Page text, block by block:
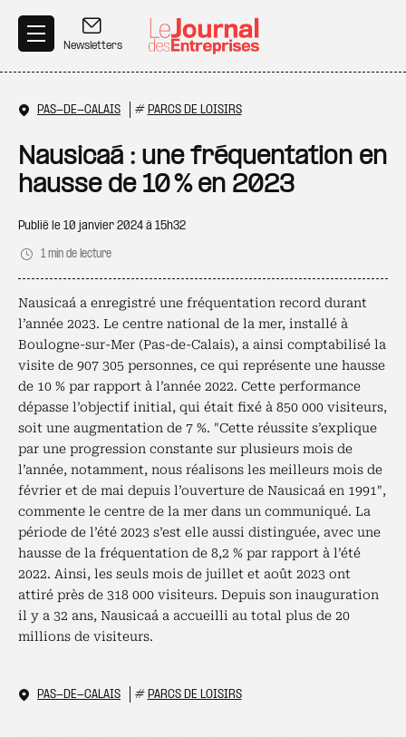
Newsletters
PAS-DE-CALAIS # PARCS DE LOISIRS
Nausicaá : une fréquentation en
hausse de 10 % en 2023
Publié le 10 janvier 2024 à 15h32
1 min de lecture
Nausicaá a enregistré une fréquentation record durant
l’année 2023. Le centre national de la mer, installé à
Boulogne-sur-Mer (Pas-de-Calais), a ainsi comptabilisé la
visite de 907 305 personnes, ce qui représente une hausse
de 10 % par rapport à l’année 2022. Cette performance
dépasse l’objectif initial, qui était fixé à 850 000 visiteurs,
soit une augmentation de 7 %. "Cette réussite s’explique
par une progression constante sur plusieurs mois de
l’année, notamment, nous réalisons les meilleurs mois de
février et de mai depuis l’ouverture de Nausicaá en 1991",
commente le centre de la mer dans un communiqué. La
période de l’été 2023 s’est elle aussi distinguée, avec une
hausse de la fréquentation de 8,2 % par rapport à l’été
2022. Ainsi, les seuls mois de juillet et août 2023 ont
attiré près de 318 000 visiteurs. Depuis son inauguration
il y a 32 ans, Nausicaá a accueilli au total plus de 20
millions de visiteurs.
PAS-DE-CALAIS # PARCS DE LOISIRS